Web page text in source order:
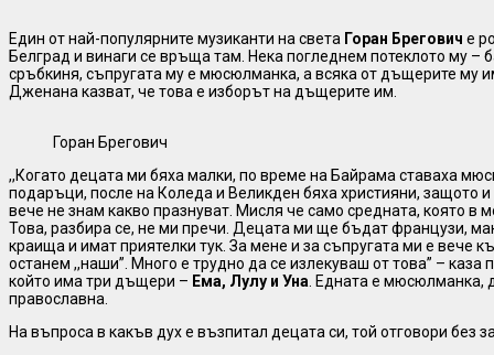
Един от най-популярните музиканти на света Горан Брегович е
Белград и винаги се връща там. Нека погледнем потеклото му –
сръбкиня, съпругата му е мюсюлманка, а всяка от дъщерите му
Дженана казват, че това е изборът на дъщерите им.
Горан Брегович
,,Когато децата ми бяха малки, по време на Байрама ставаха
подаръци, после на Коледа и Великден бяха християни, защото
вече не знам какво празнуват. Мисля че само средната, която в
Това, разбира се, не ми пречи. Децата ми ще бъдат французи,
краища и имат приятелки тук. За мене и за съпругата ми е вече
останем ,,наши”. Много е трудно да се излекуваш от това” – каза
който има три дъщери – Ема, Лулу и Уна. Едната е мюсюлманка,
православна.
На въпроса в какъв дух е възпитал децата си, той отговори без